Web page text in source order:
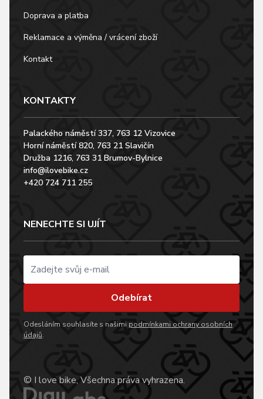
Doprava a platba
Reklamace a výměna / vrácení zboží
Kontakt
KONTAKTY
Palackého náměstí 337, 763 12 Vizovice
Horní náměstí 820, 763 21 Slavičín
Družba 1216, 763 31 Brumov-Bylnice
info@ilovebike.cz
+420 724 711 255
NENECHTE SI UJÍT
Odebírat
Odesláním souhlasíte s našimi podmínkami ochrany osobních
údajů.
© I love bike, Všechna práva vyhrazena.